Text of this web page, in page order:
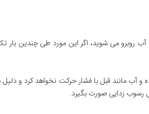
روبرو می شوید، اگر این مورد طی چندین بار
و آب مانند قبل با فشار حرکت نخواهد کرد و
زدایی صورت بگیرد.